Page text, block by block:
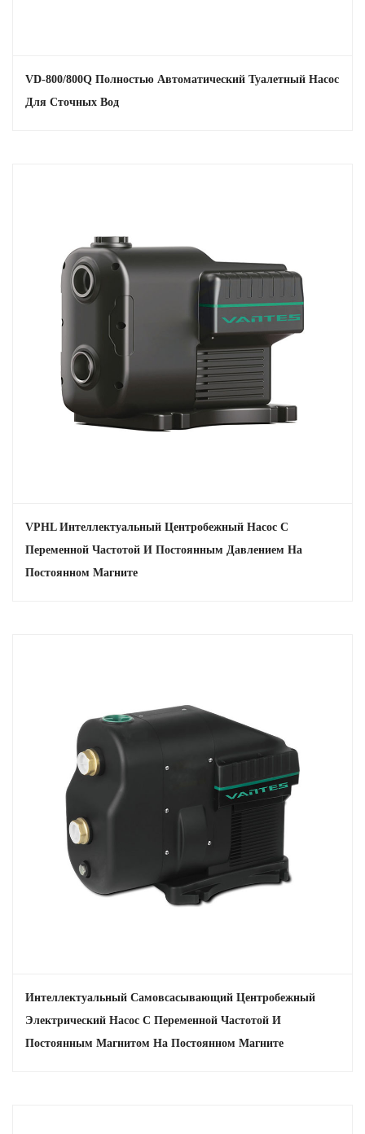
VD-800/800Q Полностью Автоматический Туалетный Насос
Для Сточных Вод
VPHL Интеллектуальный Центробежный Насос С
Переменной Частотой И Постоянным Давлением На
Постоянном Магните
Интеллектуальный Самовсасывающий Центробежный
Электрический Насос С Переменной Частотой И
Постоянным Магнитом На Постоянном Магните